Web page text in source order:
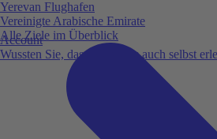
Account
Wussten Sie, dass Sie vieles auch selbst
Yerevan Flughafen
Vereinigte Arabische Emirate
Alle Ziele im Überblick